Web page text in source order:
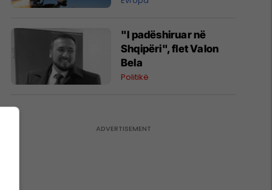
"I padëshiruar në
Shqipëri", flet Valon
Bela
Politikë